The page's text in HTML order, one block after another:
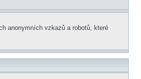
anonymních vzkazů a robotů, které